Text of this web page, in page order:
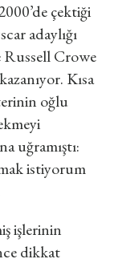
çektiği
adaylığı
Crowe
Kısa
oğlu
uğramıştı:
istiyorum
işlerinin
dikkat